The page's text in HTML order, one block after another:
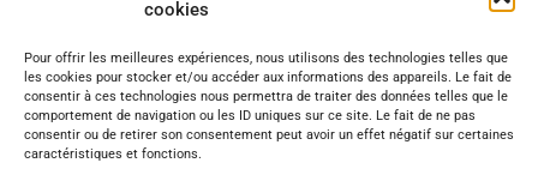
cookies
Pour offrir les meilleures expériences, nous utilisons des technologies telles que
les cookies pour stocker et/ou accéder aux informations des appareils. Le fait de
consentir à ces technologies nous permettra de traiter des données telles que le
comportement de navigation ou les ID uniques sur ce site. Le fait de ne pas
consentir ou de retirer son consentement peut avoir un effet négatif sur certaines
caractéristiques et fonctions.
T-Sols, un allié de choix pour le bien-être chez vous !
Vous souhaitez être accompagné(e) par des professionnels qualifiés
pour un chantier en toute sérénité ? Quel que soit l’avancement de
votre réflexion, disposez d’un accompagnement de qualité pour votre
projet d’isolation, de plancher chauffant, de chape, de pompe à